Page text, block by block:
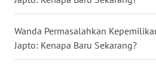
Wanda Permasalahkan
Japto: Kenapa Baru Sekarang?
WN